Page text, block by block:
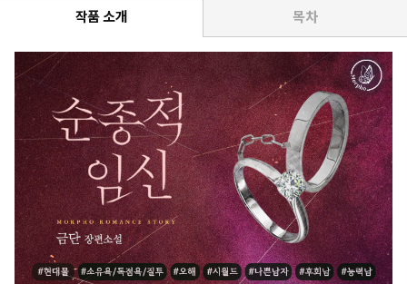
*공감 글귀: “감정 같은 거 구걸하지 말고. 내 곁에 남아서 여기로,
좆물 받아서 임신하는 것만 생각해.”
작품 소개 목차